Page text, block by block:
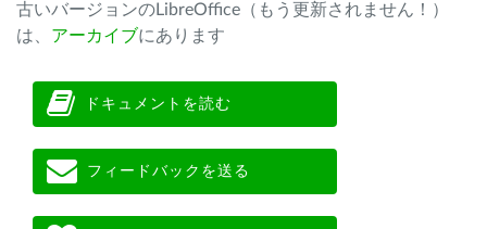
古いバージョンのLibreOffice（もう更新されません！）
は、 アーカイブにあります
ドキュメントを読む
フィードバックを送る